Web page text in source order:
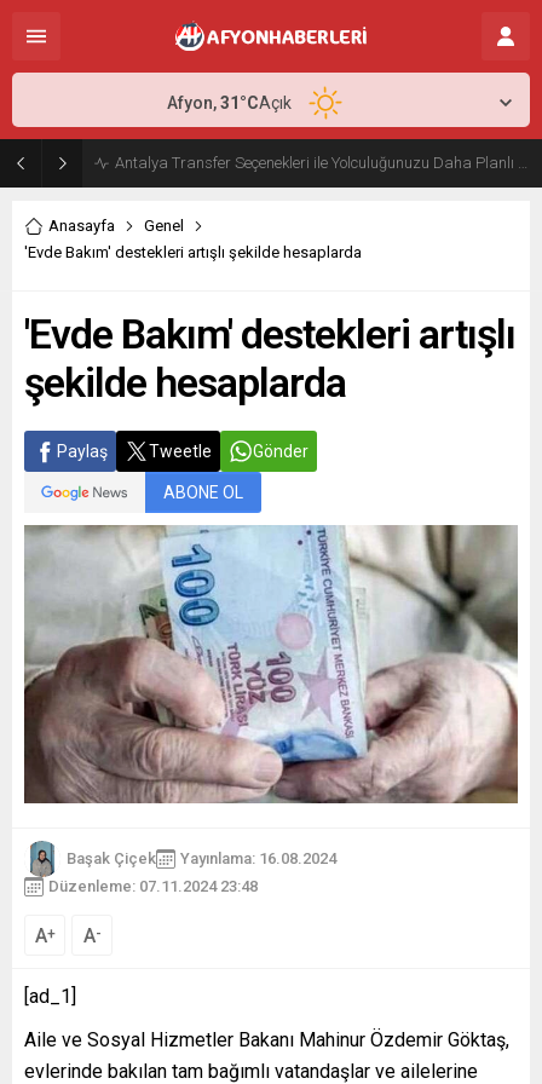
Antalya Transfer Seçenekleri ile Yolculuğunuzu Daha Planlı Hale Getirin
Afyon,31°CAçık
Anasayfa
Genel
'Evde Bakım' destekleri artışlı şekilde hesaplarda
'Evde Bakım' destekleri artışlı
şekilde hesaplarda
Paylaş Tweetle Gönder
ABONE OL
Başak Çiçek
Yayınlama: 16.08.2024
Düzenleme: 07.11.2024 23:48
A+ A-
[ad_1]
Aile ve Sosyal Hizmetler Bakanı Mahinur Özdemir Göktaş,
evlerinde bakılan tam bağımlı vatandaşlar ve ailelerine